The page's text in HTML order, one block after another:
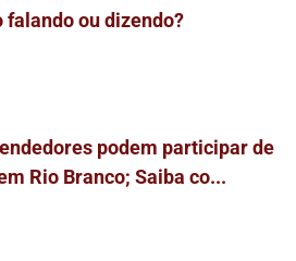
falando ou dizendo?
podem participar de
Rio Branco; Saiba co...